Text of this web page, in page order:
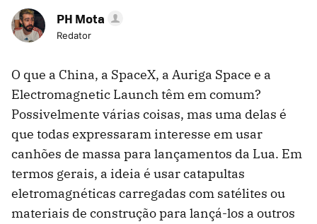
PH Mota
Redator
O que a China, a SpaceX, a Auriga Space e a
Electromagnetic Launch têm em comum?
Possivelmente várias coisas, mas uma delas é
que todas expressaram interesse em usar
canhões de massa para lançamentos da Lua. Em
termos gerais, a ideia é usar catapultas
eletromagnéticas carregadas com satélites ou
materiais de construção para lançá-los a outros